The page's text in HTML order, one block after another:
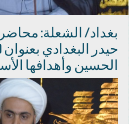
بغداد/ الشعلة:
حيدر البغدادي بعنوان
الحسين وأهدافها